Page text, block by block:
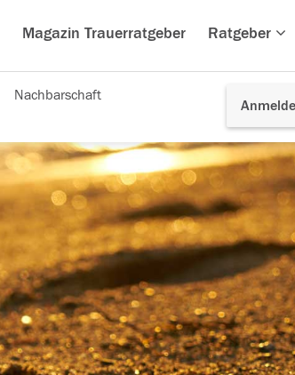
Magazin Trauerratgeber Ratgeber
Nachbarschaft